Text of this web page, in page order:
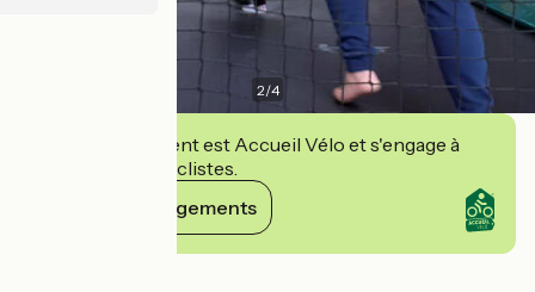
2/4
Cet établissement est Accueil Vélo et s'engage à
accueillir des cyclistes.
Voir ses engagements